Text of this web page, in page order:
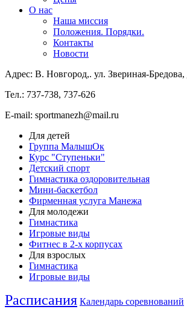
О нас
Наша миссия
Положения. Порядки.
Контакты
Новости
Адрес: В. Новгород,. ул. Звериная-Бредова,
Тел.: 737-738, 737-626
E-mail: sportmanezh@mail.ru
Для детей
Группа МалышОк
Курс "Ступеньки"
Детский спорт
Гимнастика оздоровительная
Мини-баскетбол
Фирменная услуга Манежа
Для молодежи
Гимнастика
Игровые виды
Фитнес в 2-х корпусах
Для взрослых
Гимнастика
Игровые виды
Расписания Календарь соревнований